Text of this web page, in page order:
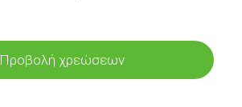
Προβολή χρεώσεων